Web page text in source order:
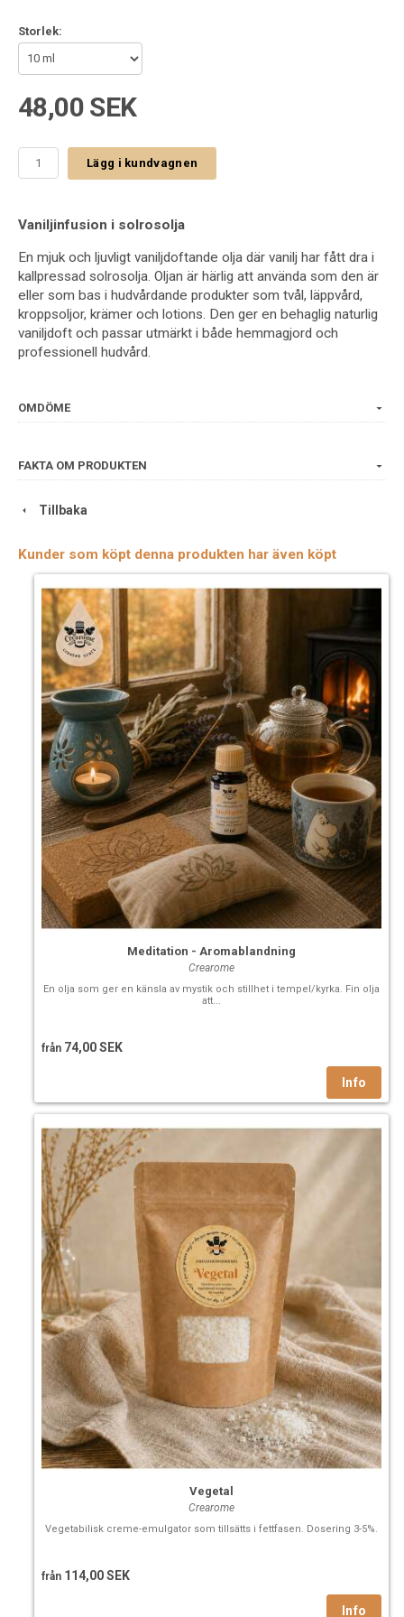
Storlek:
48,00 SEK
Lägg i kundvagnen
Vaniljinfusion i solrosolja
En mjuk och ljuvligt vaniljdoftande olja där vanilj har fått dra i
kallpressad solrosolja. Oljan är härlig att använda som den är
eller som bas i hudvårdande produkter som tvål, läppvård,
kroppsoljor, krämer och lotions. Den ger en behaglig naturlig
vaniljdoft och passar utmärkt i både hemmagjord och
professionell hudvård.
OMDÖME
FAKTA OM PRODUKTEN
Tillbaka
Kunder som köpt denna produkten har även köpt
Meditation - Aromablandning
Crearome
En olja som ger en känsla av mystik och stillhet i tempel/kyrka. Fin olja
att...
från 74,00 SEK
Vegetal
Crearome
Vegetabilisk creme-emulgator som tillsätts i fettfasen. Dosering 3-5%.
från 114,00 SEK